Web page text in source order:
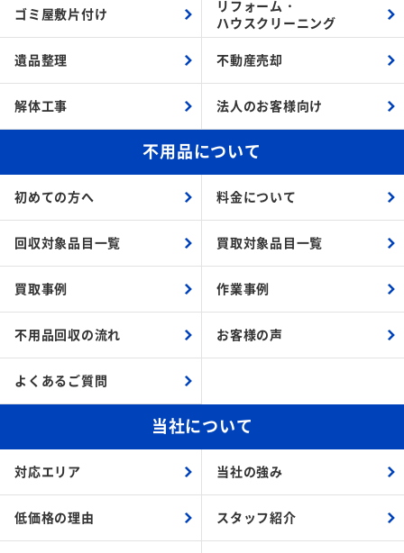
ゴミ屋敷片付け
リフォーム・
ハウスクリーニング
遺品整理 不動産売却
解体工事 法人のお客様向け
不用品について
初めての方へ 料金について
回収対象品目一覧 買取対象品目一覧
買取事例 作業事例
不用品回収の流れ お客様の声
よくあるご質問
当社について
対応エリア 当社の強み
低価格の理由 スタッフ紹介